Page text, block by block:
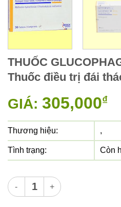
THUỐC
Thuốc điều trị đái
GIÁ: 305,000₫
Thương hiệu: ,
Tình trạng: Còn
THUỐC GLUCOPHAGE XR